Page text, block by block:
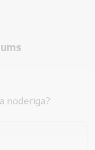
noderīga?